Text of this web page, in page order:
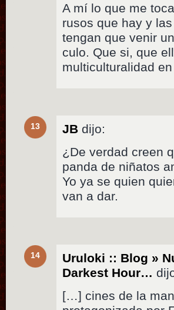
A mí lo que me
rusos que hay y
tengan que venir
culo. Que si, que
multiculturalidad
13 JB dijo:
¿De verdad creen
panda de niñatos
Yo ya se quien
van a dar.
14
Uruloki :: Blog »
Darkest Hour…
[…] cines de la